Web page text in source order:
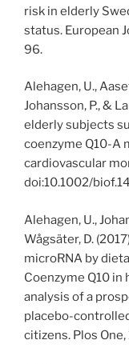
risk in elderly
status. European
96.
Alehagen, U.,
Johansson, P., &
elderly subjects
coenzyme Q10-A
cardiovascular
doi:10.1002/
Alehagen, U.,
Wågsäter, D.
microRNA by
Coenzyme Q10
analysis of a
placebo-
citizens. Plos